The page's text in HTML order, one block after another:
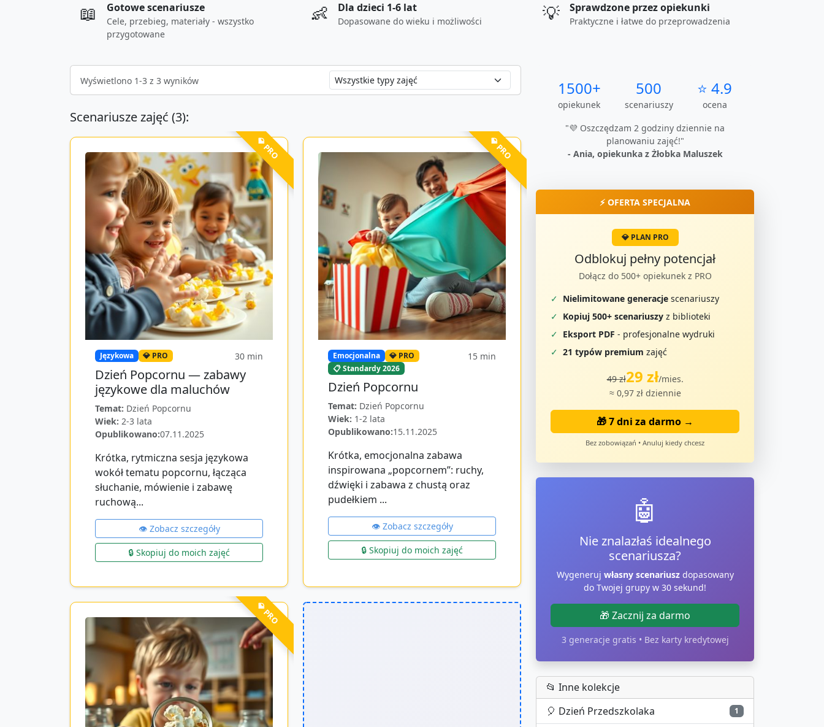
📖 Gotowe scenariusze
Cele, przebieg, materiały - wszystko
przygotowane
👶 Dla dzieci 1-6 lat
Dopasowane do wieku i możliwości 💡 Sprawdzone przez opiekunki
Praktyczne i łatwe do przeprowadzenia
Wyświetlono 1-3 z 3 wyników
Scenariusze zajęć (3):
💎 PRO
Językowa 💎 PRO 30 min
Dzień Popcornu — zabawy
językowe dla maluchów
Temat: Dzień Popcornu
Wiek: 2-3 lata
Opublikowano:07.11.2025
Krótka, rytmiczna sesja językowa
wokół tematu popcornu, łącząca
słuchanie, mówienie i zabawę
ruchową...
👁️ Zobacz szczegóły
🔒 Skopiuj do moich zajęć
💎 PRO
Emocjonalna
💎 PRO
📋 Standardy 2026
15 min
Dzień Popcornu
Temat: Dzień Popcornu
Wiek: 1-2 lata
Opublikowano:15.11.2025
Krótka, emocjonalna zabawa
inspirowana „popcornem”: ruchy,
dźwięki i zabawa z chustą oraz
pudełkiem ...
👁️ Zobacz szczegóły
🔒 Skopiuj do moich zajęć
💎 PRO
1500+
opiekunek
500
scenariuszy
⭐ 4.9
ocena
"💜 Oszczędzam 2 godziny dziennie na
planowaniu zajęć!"
- Ania, opiekunka z Żłobka Maluszek
⚡ OFERTA SPECJALNA
💎 PLAN PRO
Odblokuj pełny potencjał
Dołącz do 500+ opiekunek z PRO
✓ Nielimitowane generacje scenariuszy
✓ Kopiuj 500+ scenariuszy z biblioteki
✓ Eksport PDF - profesjonalne wydruki
✓ 21 typów premium zajęć
49 zł29 zł/mies.
≈ 0,97 zł dziennie
🎁 7 dni za darmo →
Bez zobowiązań • Anuluj kiedy chcesz
🤖
Nie znalazłaś idealnego
scenariusza?
Wygeneruj własny scenariuszdopasowany
do Twojej grupy w 30 sekund!
🎁 Zacznij za darmo
3 generacje gratis • Bez karty kredytowej
📂 Inne kolekcje
🎈 Dzień Przedszkolaka 1